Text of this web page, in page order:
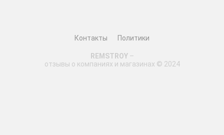
Контакты Политики
REMSTROY–
отзывы о компаниях и магазинах © 2024